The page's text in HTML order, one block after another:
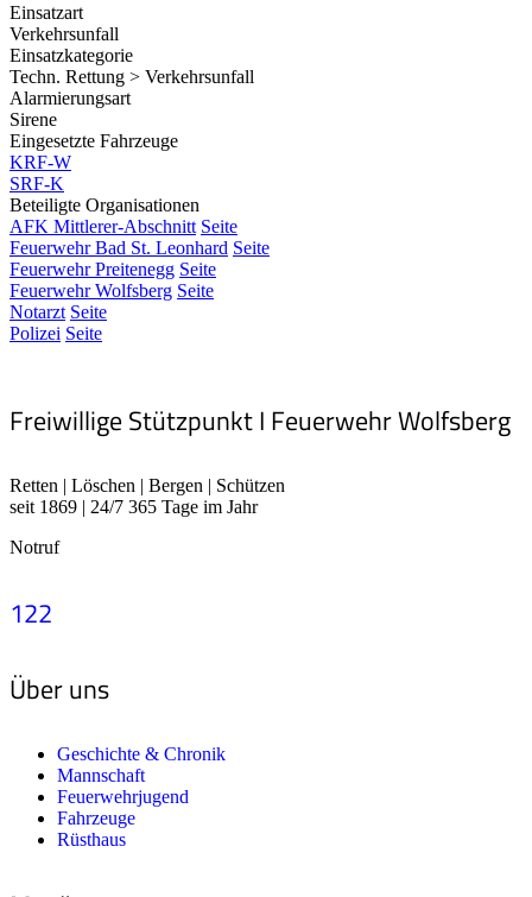
Einsatzart
Verkehrsunfall
Einsatzkategorie
Techn. Rettung > Verkehrsunfall
Alarmierungsart
Sirene
Eingesetzte Fahrzeuge
KRF-W
SRF-K
Beteiligte Organisationen
AFK Mittlerer-Abschnitt Seite
Feuerwehr Bad St. Leonhard Seite
Feuerwehr Preitenegg Seite
Feuerwehr Wolfsberg Seite
Notarzt Seite
Polizei Seite
Freiwillige Stützpunkt I Feuerwehr Wolfsberg
Retten | Löschen | Bergen | Schützen
seit 1869 | 24/7 365 Tage im Jahr
Notruf
122
Über uns
Geschichte & Chronik
Mannschaft
Feuerwehrjugend
Fahrzeuge
Rüsthaus